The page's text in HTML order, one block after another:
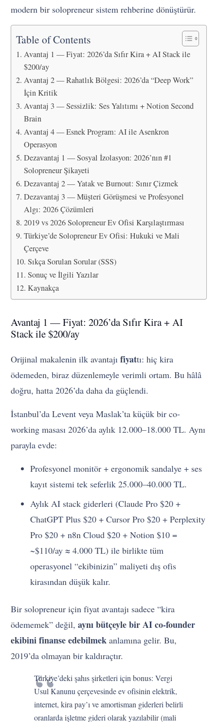
modern bir solopreneur sistem rehberine dönüştürür.
Table of Contents
Avantaj 1 — Fiyat: 2026’da Sıfır Kira + AI Stack ile
$200/ay
Avantaj 2 — Rahatlık Bölgesi: 2026’da “Deep Work”
İçin Kritik
Avantaj 3 — Sessizlik: Ses Yalıtımı + Notion Second
Brain
Avantaj 4 — Esnek Program: AI ile Asenkron
Operasyon
Dezavantaj 1 — Sosyal İzolasyon: 2026’nın #1
Solopreneur Şikayeti
Dezavantaj 2 — Yatak ve Burnout: Sınır Çizmek
Dezavantaj 3 — Müşteri Görüşmesi ve Profesyonel
Algı: 2026 Çözümleri
2019 vs 2026 Solopreneur Ev Ofisi Karşılaştırması
Türkiye’de Solopreneur Ev Ofisi: Hukuki ve Mali
Çerçeve
Sıkça Sorulan Sorular (SSS)
Sonuç ve İlgili Yazılar
Kaynakça
Avantaj 1 — Fiyat: 2026’da Sıfır Kira + AI
Stack ile $200/ay
Orijinal makalenin ilk avantajıfiyattı: hiç kira
ödemeden, biraz düzenlemeyle verimli ortam. Bu hâlâ
doğru, hatta 2026’da daha da güçlendi.
İstanbul’da Levent veya Maslak’ta küçük bir co-
working masası 2026’da aylık 12.000–18.000 TL. Aynı
parayla evde:
Profesyonel monitör + ergonomik sandalye + ses
kayıt sistemi tek seferlik 25.000–40.000 TL.
Aylık AI stack giderleri (Claude Pro $20 +
ChatGPT Plus $20 + Cursor Pro $20 + Perplexity
Pro $20 + n8n Cloud $20 + Notion $10 =
~$110/ay ≈ 4.000 TL) ile birlikte tüm
operasyonel “ekibinizin” maliyeti dış ofis
kirasından düşük kalır.
Bir solopreneur için fiyat avantajı sadece “kira
ödememek” değil,aynı bütçeyle bir AI co-founder
ekibini finanse edebilmek anlamına gelir. Bu,
2019’da olmayan bir kaldıraçtır.
Türkiye’deki şahıs şirketleri için bonus: Vergi
Usul Kanunu çerçevesinde ev ofisinin elektrik,
internet, kira pay’ı ve amortisman giderleri belirli
oranlarda işletme gideri olarak yazılabilir (mali